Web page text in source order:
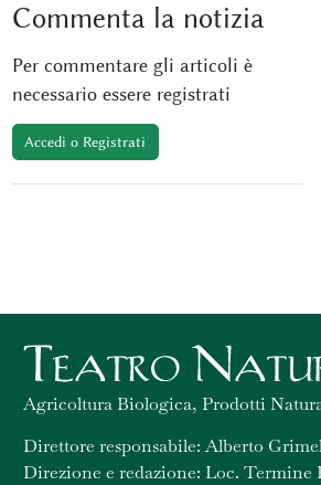
Commenta la notizia
Per commentare gli articoli è
necessario essere registrati
Accedi o Registrati
Agricoltura Biologica, Prodotti
Direttore responsabile: Alberto
Direzione e redazione: Loc. Termine